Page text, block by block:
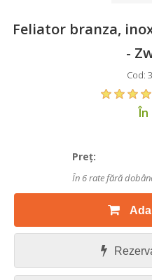
Feliator branza,
-
Cod:
În
Preţ:
În 6 rate fără